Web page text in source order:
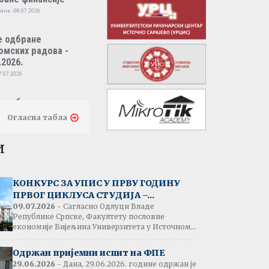
- 08.07.2026
одбране
радова -
одбране
радова -
пословно
- 07.07.2026
испита:
трговина
- 07.07.2026
Огласна табла
КОНКУРС ЗА УПИС У ПРВУ ГОДИНУ
ПРВОГ ЦИКЛУСА СТУДИЈА –...
09.07.2026 - Сагласно Одлуци Владе
Републике Српске, Факултету пословне
економије Бијељина Универзитета у Источном...
Одржан пријемни испит на ФПЕ
29.06.2026 - Дана, 29.06.2026. године одржан је